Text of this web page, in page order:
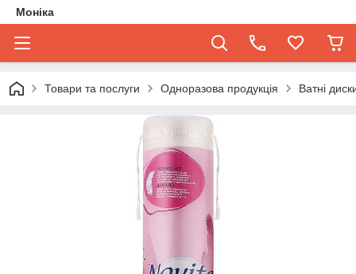
Моніка
Товари та послуги Одноразова продукція Ватні